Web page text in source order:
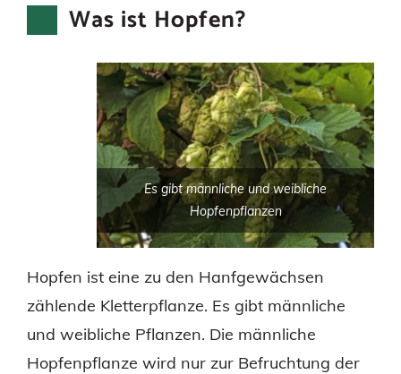
Was ist Hopfen?
Es gibt männliche und weibliche
Hopfenpflanzen
Hopfen ist eine zu den Hanfgewächsen
zählende Kletterpflanze. Es gibt männliche
und weibliche Pflanzen. Die männliche
Hopfenpflanze wird nur zur Befruchtung der